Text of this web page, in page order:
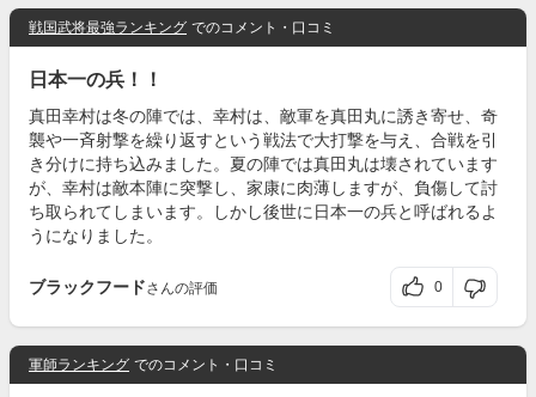
戦国武将最強ランキング でのコメント・口コミ
日本一の兵！！
真田幸村は冬の陣では、幸村は、敵軍を真田丸に誘き寄せ、奇
襲や一斉射撃を繰り返すという戦法で大打撃を与え、合戦を引
き分けに持ち込みました。夏の陣では真田丸は壊されています
が、幸村は敵本陣に突撃し、家康に肉薄しますが、負傷して討
ち取られてしまいます。しかし後世に日本一の兵と呼ばれるよ
うになりました。
ブラックフードさんの評価 0
軍師ランキング でのコメント・口コミ